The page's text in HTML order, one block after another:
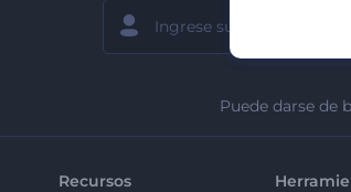
Puede darse de
Recursos